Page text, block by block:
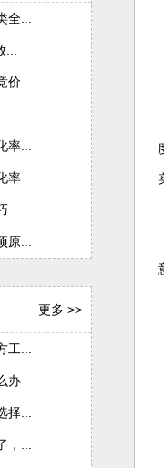
...
...
...
率
...
更多 >>
...
办
...
...